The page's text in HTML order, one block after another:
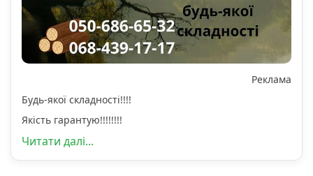
Реклама
Будь-якої складності!!!!
Якість гарантую!!!!!!!!
Читати далі...